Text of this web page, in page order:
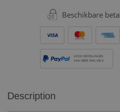
Beschikbare
VOOR BESTELLINGEN
VAN MEER DAN 500 €
Description